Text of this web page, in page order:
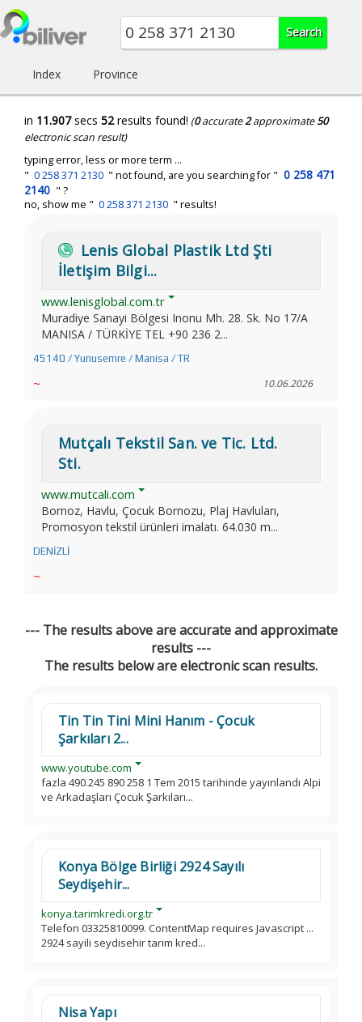
Index Province
in 11.907secs 52results found! (0accurate2approximate50
electronic scan result)
typing error, less or more term ...
" 0 258 371 2130 " not found, are you searching for " 0 258 471
2140 " ?
no, show me " 0 258 371 2130 " results!
Lenis Global Plastik Ltd Şti
İletişim Bilgi...
www.lenisglobal.com.tr
Muradiye Sanayi Bölgesi Inonu Mh. 28. Sk. No 17/A
MANISA / TÜRKİYE TEL +90 236 2...
45140 / Yunusemre / Manisa / TR
~ 10.06.2026
Mutçalı Tekstil San. ve Tic. Ltd.
Sti.
www.mutcali.com
Bornoz, Havlu, Çocuk Bornozu, Plaj Havluları,
Promosyon tekstil ürünleri imalatı. 64.030 m...
DENİZLİ
~
--- The results above are accurate and approximate
results ---
The results below are electronic scan results.
Tin Tin Tini Mini Hanım - Çocuk
Şarkıları 2...
www.youtube.com
fazla 490.245 890 258 1 Tem 2015 tarihinde yayınlandı Alpi
ve Arkadaşları Çocuk Şarkıları...
Konya Bölge Birliği 2924 Sayılı
Seydişehir...
konya.tarimkredi.org.tr
Telefon 03325810099. ContentMap requires Javascript ...
2924 sayili seydisehir tarim kred...
Nisa Yapı